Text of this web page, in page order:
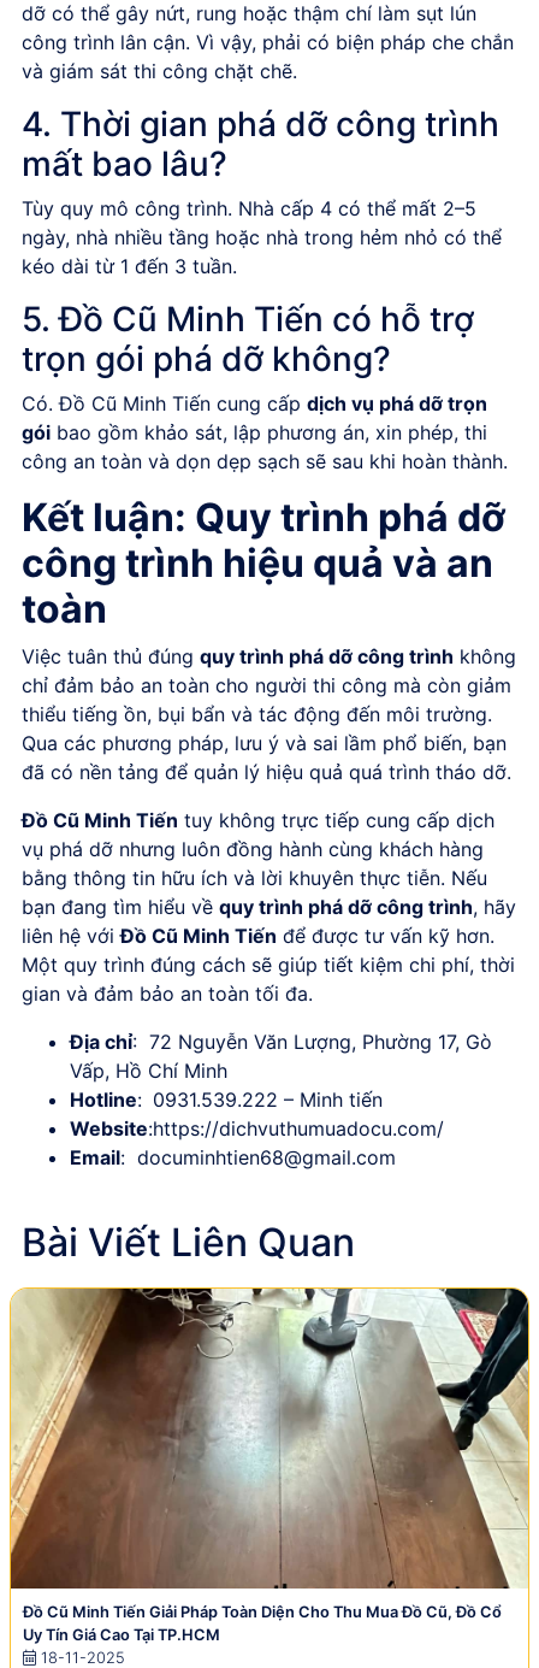
dỡ có thể gây nứt, rung hoặc thậm chí làm sụt lún
công trình lân cận. Vì vậy, phải có biện pháp che chắn
và giám sát thi công chặt chẽ.
4. Thời gian phá dỡ công trình
mất bao lâu?
Tùy quy mô công trình. Nhà cấp 4 có thể mất 2–5
ngày, nhà nhiều tầng hoặc nhà trong hẻm nhỏ có thể
kéo dài từ 1 đến 3 tuần.
5. Đồ Cũ Minh Tiến có hỗ trợ
trọn gói phá dỡ không?
Có. Đồ Cũ Minh Tiến cung cấp dịch vụ phá dỡ trọn
gói bao gồm khảo sát, lập phương án, xin phép, thi
công an toàn và dọn dẹp sạch sẽ sau khi hoàn thành.
Kết luận: Quy trình phá dỡ
công trình hiệu quả và an
toàn
Việc tuân thủ đúng quy trình phá dỡ công trình không
chỉ đảm bảo an toàn cho người thi công mà còn giảm
thiểu tiếng ồn, bụi bẩn và tác động đến môi trường.
Qua các phương pháp, lưu ý và sai lầm phổ biến, bạn
đã có nền tảng để quản lý hiệu quả quá trình tháo dỡ.
Đồ Cũ Minh Tiến tuy không trực tiếp cung cấp dịch
vụ phá dỡ nhưng luôn đồng hành cùng khách hàng
bằng thông tin hữu ích và lời khuyên thực tiễn. Nếu
bạn đang tìm hiểu về quy trình phá dỡ công trình, hãy
liên hệ vớiĐồ Cũ Minh Tiến để được tư vấn kỹ hơn.
Một quy trình đúng cách sẽ giúp tiết kiệm chi phí, thời
gian và đảm bảo an toàn tối đa.
Địa chỉ: 72 Nguyễn Văn Lượng, Phường 17, Gò
Vấp, Hồ Chí Minh
Hotline: 0931.539.222 – Minh tiến
Website:https://dichvuthumuadocu.com/
Email: documinhtien68@gmail.com
Bài Viết Liên Quan
Đồ Cũ Minh Tiến Giải Pháp Toàn Diện Cho Thu Mua Đồ Cũ, Đồ Cổ
Uy Tín Giá Cao Tại TP.HCM
18-11-2025